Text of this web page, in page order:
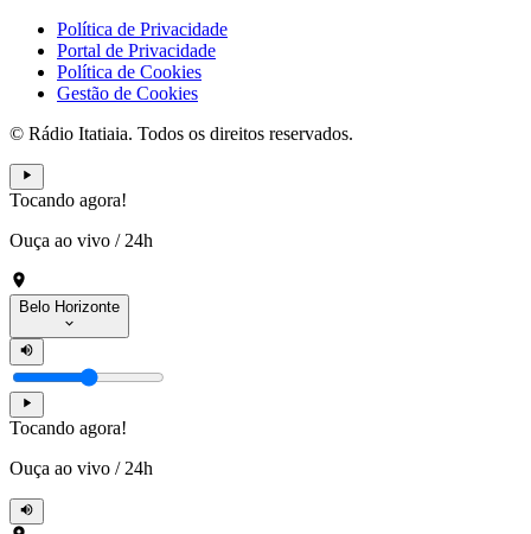
Política de Privacidade
Portal de Privacidade
Política de Cookies
Gestão de Cookies
© Rádio Itatiaia. Todos os direitos reservados.
Tocando agora!
Ouça ao vivo / 24h
Belo Horizonte
Tocando agora!
Ouça ao vivo / 24h